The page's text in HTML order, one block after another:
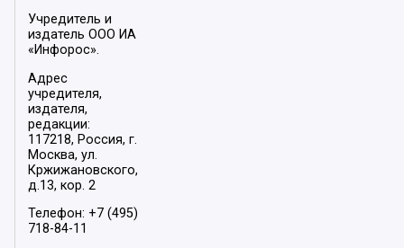
Учредитель и
издатель ООО ИА
«Инфорос».
Адрес
учредителя,
издателя,
редакции:
117218, Россия, г.
Москва, ул.
Кржижановского,
д.13, кор. 2
Телефон: +7 (495)
718-84-11